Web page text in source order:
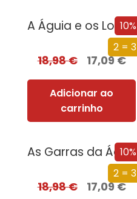
10%
2 = 3
A Águia e os Lobos
18,98€ 17,09€
Adicionar ao
carrinho
10%
2 = 3
As Garras da Águia
18,98€ 17,09€